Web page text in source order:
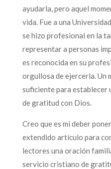
ayudarla, pero aquel
vida. Fue a una
se hizo profesional en la
representar a personas
es reconocida en su
orgullosa de ejercerla. Un
suficiente para establecer
de gratitud con Dios.
Creo que es mi deber
extendido artículo para
lectores una oración
servicio cristiano de